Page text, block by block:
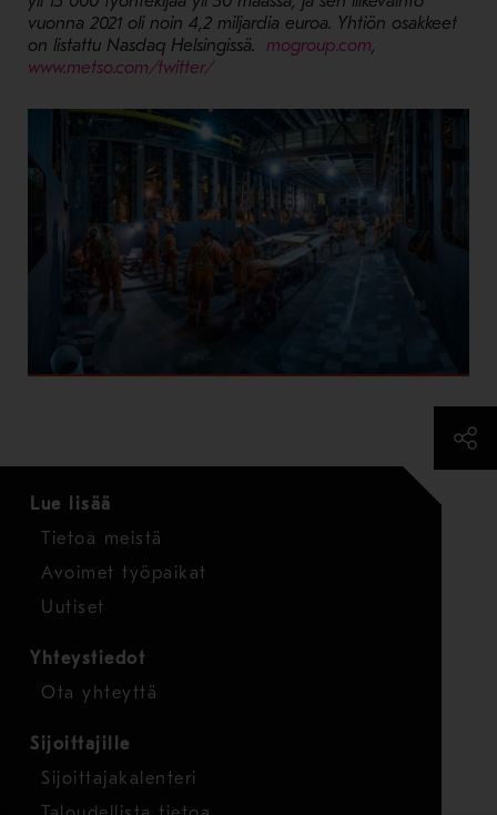
vuonna 2021 oli noin 4,2 miljardia euroa. Yhtiön osakkeet
on listattu Nasdaq Helsingissä.
mogroup.com- Avaa uudessa
,
www.metso.com/twitter/- Avaa uudessa ikkunassa
Lue lisää
Tietoa meistä
Avoimet työpaikat
Uutiset
Yhteystiedot
Ota yhteyttä
Sijoittajille
Sijoittajakalenteri